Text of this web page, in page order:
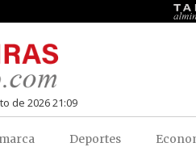
de 2026 21:09
Deportes